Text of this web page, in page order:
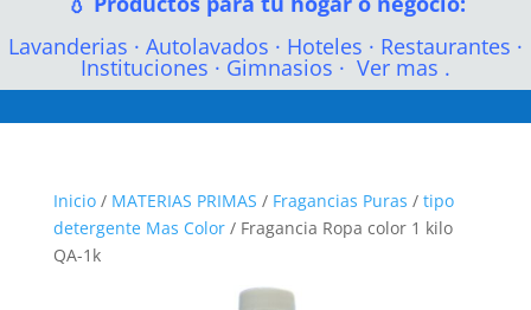
Lavanderias · Autolavados · Hoteles · Restaurantes ·
Instituciones · Gimnasios · Ver mas .
Inicio/ MATERIAS PRIMAS / Fragancias Puras / tipo
detergente Mas Color/ Fragancia Ropa color 1 kilo
QA-1k